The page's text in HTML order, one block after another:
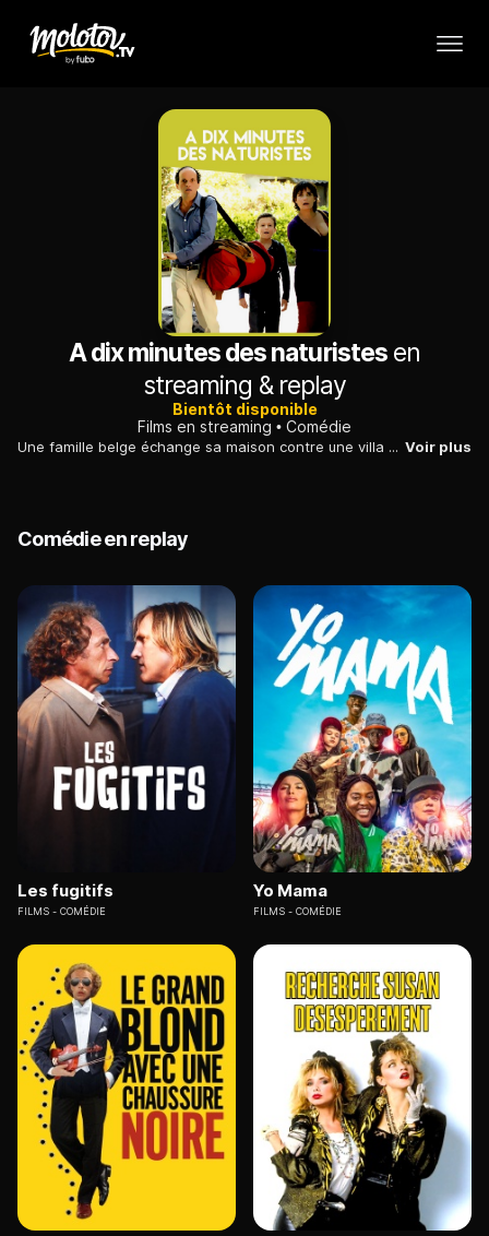
A dix minutes des naturistes en
streaming & replay
Bientôt disponible
Films en streaming
Comédie
Une famille belge échange sa maison contre une villa dans le Sud de la France. Mais à leur arrivée, ils se rendent compte que la plage est uniquement naturiste. Voir plus
Comédie en replay
Les fugitifs
FILMS COMÉDIE
Yo Mama
FILMS COMÉDIE